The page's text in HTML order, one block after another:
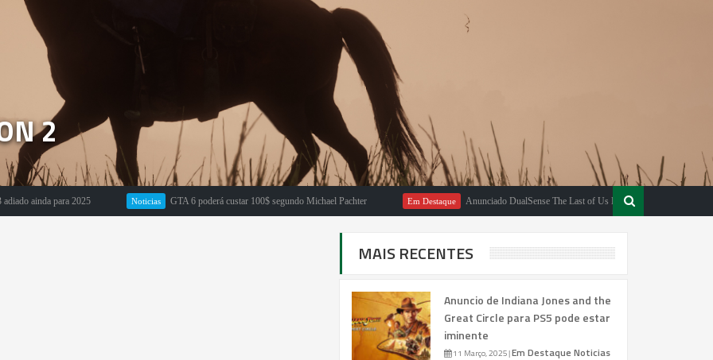
2
para 2025 Noticias GTA 6 poderá custar 100$ segundo Michael Pachter Em Destaque Anunciado DualSense The Last of Us Limited Edition
MAIS RECENTES
Anuncio de Indiana Jones and the
Great Circle para PS5 pode estar
iminente
11 Março, 2025|Em Destaque Noticias